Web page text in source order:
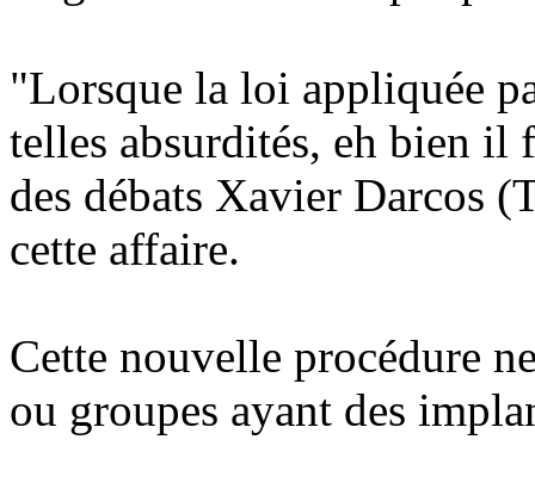
"Lorsque la loi appliquée
telles absurdités, eh bien il
des débats Xavier Darcos
cette affaire.
Cette nouvelle procédure
ou groupes ayant des